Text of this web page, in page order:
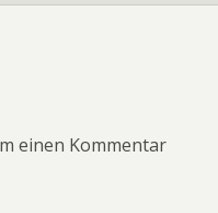
einen Kommentar